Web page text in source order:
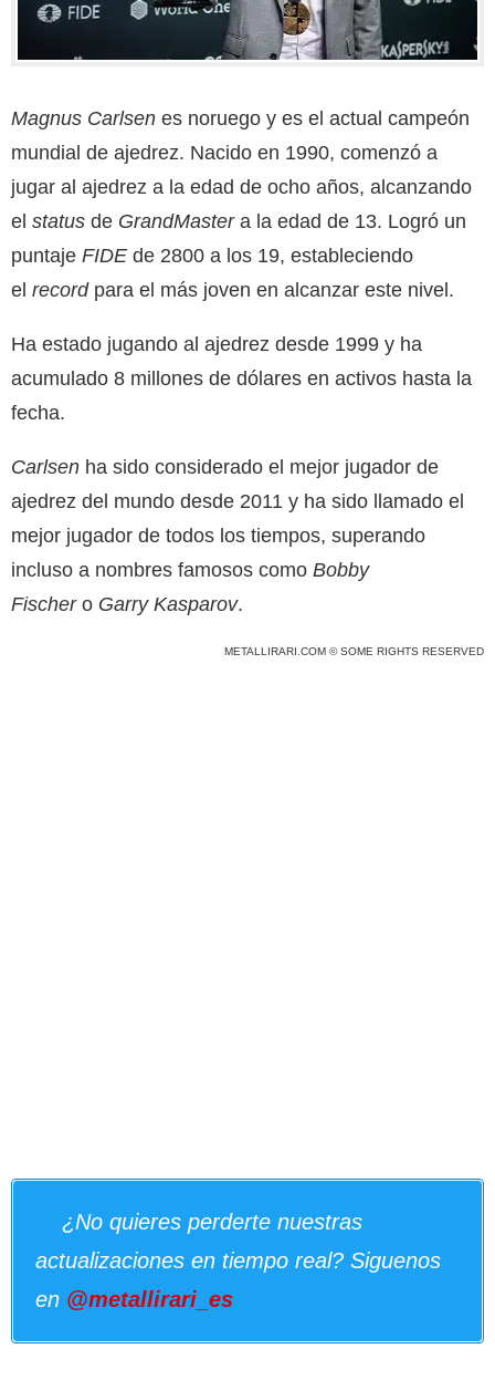
Magnus Carlsen es noruego y es el actual campeón
mundial de ajedrez. Nacido en 1990, comenzó a
jugar al ajedrez a la edad de ocho años, alcanzando
el status de GrandMastera la edad de 13. Logró un
puntaje FIDE de 2800 a los 19, estableciendo
el recordpara el más joven en alcanzar este nivel.
Ha estado jugando al ajedrez desde 1999 y ha
acumulado 8 millones de dólares en activos hasta la
fecha.
Carlsen ha sido considerado el mejor jugador de
ajedrez del mundo desde 2011 y ha sido llamado el
mejor jugador de todos los tiempos, superando
incluso a nombres famosos como Bobby
Fischero Garry Kasparov.
METALLIRARI.COM © SOME RIGHTS RESERVED
¿No quieres perderte nuestras
actualizaciones en tiempo real? Siguenos
en @metallirari_es